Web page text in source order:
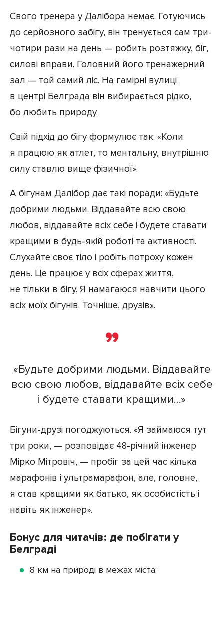
Свого тренера у Далібора немає. Готуючись
до серйозного забігу, він тренується сам три-
чотири рази на день — робить розтяжку, біг,
силові вправи. Головний його тренажерний
зал — той самий ліс. На гамірні вулиці
в центрі Белграда він вибирається рідко,
бо любить природу.
Свій підхід до бігу формулює так: «Коли
я працюю як атлет, то ментальну, внутрішню
силу ставлю вище фізичної».
А бігунам Далібор дає такі поради: «Будьте
добрими людьми. Віддавайте всю свою
любов, віддавайте всіх себе і будете ставати
кращими в будь-якій роботі та активності.
Слухайте своє тіло і робіть потроху кожен
день. Це працює у всіх сферах життя,
не тільки в бігу. Я намагаюся навчити цього
всіх моїх бігунів. Точніше, друзів».
«Будьте добрими людьми. Віддавайте
всю свою любов, віддавайте всіх себе
і будете ставати кращими…»
Бігуни-друзі погоджуються. «Я займаюся тут
три роки, — розповідає 48-річний інженер
Мірко Мітровіч, — пробіг за цей час кілька
марафонів і ультрамарафон, але, головне,
я став кращими як батько, як особистість і
навіть як інженер».
Бонус для читачів: де побігати у
Белграді
8 км на природі в межах міста: